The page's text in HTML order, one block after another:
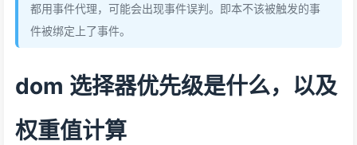
都用事件代理，可能会出现事件误判。即本不该被触发的事
件被绑定上了事件。
dom 选择器优先级是什么，以及
权重值计算